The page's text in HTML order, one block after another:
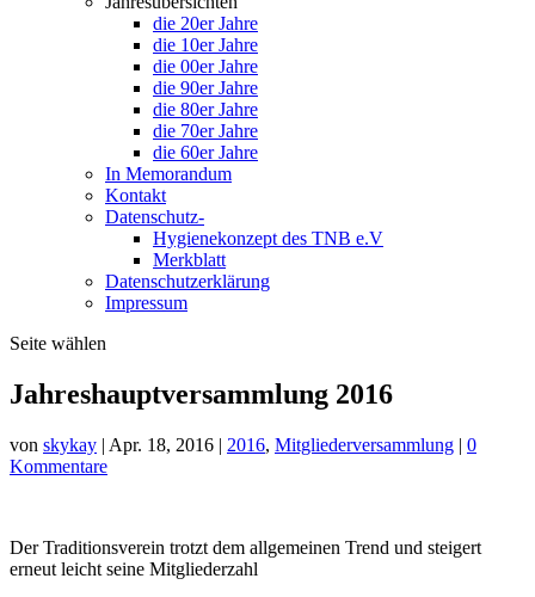
die 20er Jahre
die 10er Jahre
die 00er Jahre
die 90er Jahre
die 80er Jahre
die 70er Jahre
die 60er Jahre
In Memorandum
Kontakt
Datenschutz-
Hygienekonzept des TNB e.V
Merkblatt
Datenschutzerklärung
Impressum
Seite wählen
Jahreshauptversammlung 2016
von skykay | Apr. 18, 2016 | 2016, Mitgliederversammlung | 0
Kommentare
Der Traditionsverein trotzt dem allgemeinen Trend und steigert
erneut leicht seine Mitgliederzahl